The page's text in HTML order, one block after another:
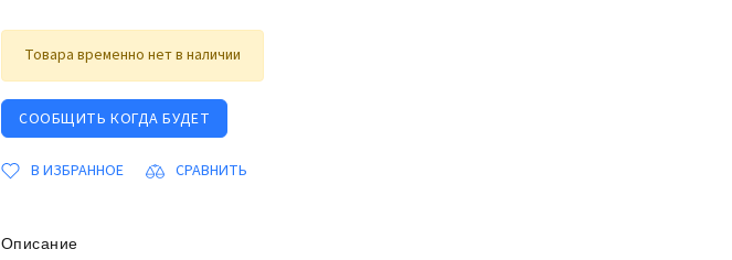
Товара временно нет в наличии
СООБЩИТЬ КОГДА БУДЕТ
В ИЗБРАННОЕ СРАВНИТЬ
Описание